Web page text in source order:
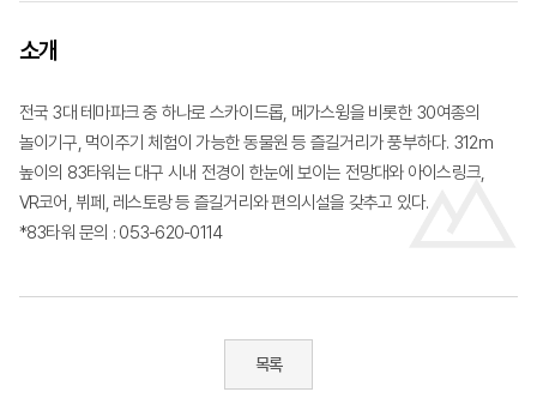
소개
전국 3대 테마파크 중 하나로 스카이드롭, 메가스윙을 비롯한 30여종의
놀이기구, 먹이주기 체험이 가능한 동물원 등 즐길거리가 풍부하다. 312m
높이의 83타워는 대구 시내 전경이 한눈에 보이는 전망대와 아이스링크,
VR코어, 뷔페, 레스토랑 등 즐길거리와 편의시설을 갖추고 있다.
*83타워 문의 : 053-620-0114
목록